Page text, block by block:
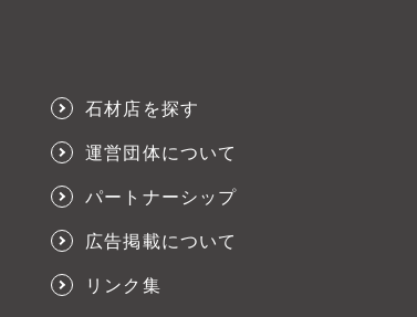
石材店を探す
運営団体について
パートナーシップ
広告掲載について
リンク集